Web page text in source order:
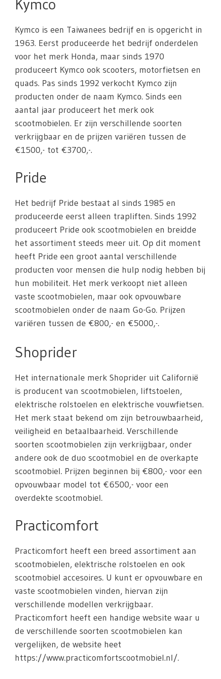
Kymco
Kymco is een Taiwanees bedrijf en is opgericht in
1963. Eerst produceerde het bedrijf onderdelen
voor het merk Honda, maar sinds 1970
produceert Kymco ook scooters, motorfietsen en
quads. Pas sinds 1992 verkocht Kymco zijn
producten onder de naam Kymco. Sinds een
aantal jaar produceert het merk ook
scootmobielen. Er zijn verschillende soorten
verkrijgbaar en de prijzen variëren tussen de
€1500,- tot €3700,-.
Pride
Het bedrijf Pride bestaat al sinds 1985 en
produceerde eerst alleen trapliften. Sinds 1992
produceert Pride ook scootmobielen en breidde
het assortiment steeds meer uit. Op dit moment
heeft Pride een groot aantal verschillende
producten voor mensen die hulp nodig hebben bij
hun mobiliteit. Het merk verkoopt niet alleen
vaste scootmobielen, maar ook opvouwbare
scootmobielen onder de naam Go-Go. Prijzen
variëren tussen de €800,- en €5000,-.
Shoprider
Het internationale merk Shoprider uit Californië
is producent van scootmobielen, liftstoelen,
elektrische rolstoelen en elektrische vouwfietsen.
Het merk staat bekend om zijn betrouwbaarheid,
veiligheid en betaalbaarheid. Verschillende
soorten scootmobielen zijn verkrijgbaar, onder
andere ook de duo scootmobiel en de overkapte
scootmobiel. Prijzen beginnen bij €800,- voor een
opvouwbaar model tot €6500,- voor een
overdekte scootmobiel.
Practicomfort
Practicomfort heeft een breed assortiment aan
scootmobielen, elektrische rolstoelen en ook
scootmobiel accesoires. U kunt er opvouwbare en
vaste scootmobielen vinden, hiervan zijn
verschillende modellen verkrijgbaar.
Practicomfort heeft een handige website waar u
de verschillende soorten scootmobielen kan
vergelijken, de website heet
https://www.practicomfortscootmobiel.nl/.